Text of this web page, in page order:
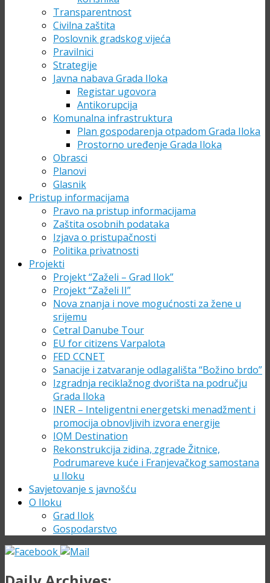
Transparentnost
Civilna zaštita
Poslovnik gradskog vijeća
Pravilnici
Strategije
Javna nabava Grada Iloka
Registar ugovora
Antikorupcija
Komunalna infrastruktura
Plan gospodarenja otpadom Grada Iloka
Prostorno uređenje Grada Iloka
Obrasci
Planovi
Glasnik
Pristup informacijama
Pravo na pristup informacijama
Zaštita osobnih podataka
Izjava o pristupačnosti
Politika privatnosti
Projekti
Projekt “Zaželi – Grad Ilok”
Projekt “Zaželi II”
Nova znanja i nove mogućnosti za žene u
srijemu
Cetral Danube Tour
EU for citizens Varpalota
FED CCNET
Sanacije i zatvaranje odlagališta “Božino brdo”
Izgradnja reciklažnog dvorišta na području
Grada Iloka
INER – Inteligentni energetski menadžment i
promocija obnovljivih izvora energije
IQM Destination
Rekonstrukcija zidina, zgrade Žitnice,
Podrumareve kuće i Franjevačkog samostana
u Iloku
Savjetovanje s javnošću
O Iloku
Grad Ilok
Gospodarstvo